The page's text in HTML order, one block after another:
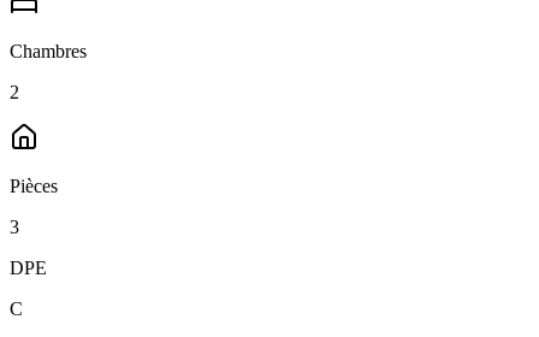
Chambres
2
Pièces
3
DPE
C